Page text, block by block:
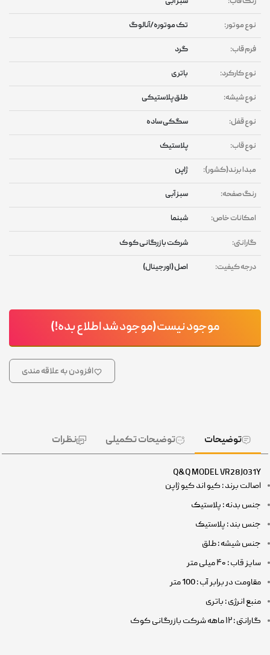
نوع موتور: تک موتوره/آنالوگ
فرم قاب: گرد
نوع کارکرد: باتری
نوع شیشه: طلق پلاستیکی
نوع قفل: سگکی ساده
نوع قاب: پلاستیک
مبدا برند(کشور): ژاپن
رنگ صفحه: سبز آبی
امکانات خاص: شبنما
گارانتی: شرکت بازرگانی کوک
درجه کیفیت: اصل (اورجینال)
موجود نیست(موجود شد اطلاع بده!)
افزودن به علاقه مندی
توضیحات توضیحات تکمیلی نظرات
Q&Q MODEL VR28J031Y
اصالت برند : کیو اند کیو ژاپن
جنس بدنه : پلاستیک
جنس بند : پلاستیک
جنس شیشه : طلق
سایز قاب : ۴۰ میلی متر
مقاومت در برابر آب : 100 متر
منبع انرژی : باتری
گارانتی : ۱۲ ماهه شرکت بازرگانی کوک